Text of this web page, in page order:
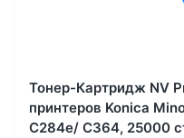
Тонер-Картридж NV
принтеров Konica
C284e/ C364, 25000